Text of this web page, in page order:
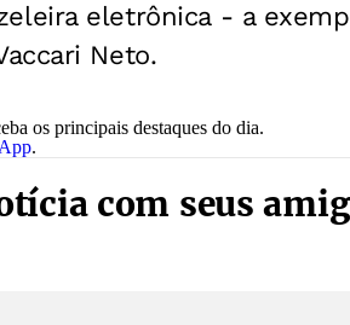
eletrônica - a
Neto.
os principais destaques do dia.
.
com seus